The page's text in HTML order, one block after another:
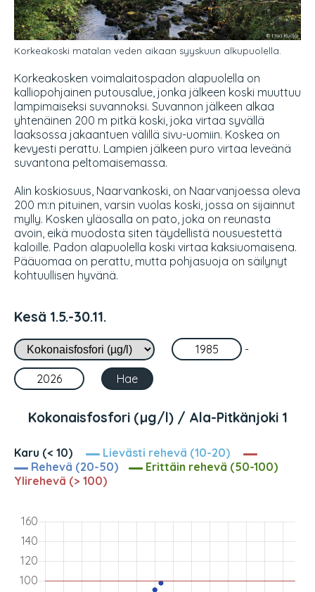
Korkeakoski matalan veden aikaan syyskuun alkupuolella.
Korkeakosken voimalaitospadon alapuolella on
kalliopohjainen putousalue, jonka jälkeen koski muuttuu
lampimaiseksi suvannoksi. Suvannon jälkeen alkaa
yhtenäinen 200 m pitkä koski, joka virtaa syvällä
laaksossa jakaantuen välillä sivu-uomiin. Koskea on
kevyesti perattu. Lampien jälkeen puro virtaa leveänä
suvantona peltomaisemassa.
Alin koskiosuus, Naarvankoski, on Naarvanjoessa oleva
200 m:n pituinen, varsin vuolas koski, jossa on sijainnut
mylly. Kosken yläosalla on pato, joka on reunasta
avoin, eikä muodosta siten täydellistä nousuestettä
kaloille. Padon alapuolella koski virtaa kaksiuomaisena.
Pääuomaa on perattu, mutta pohjasuoja on säilynyt
kohtuullisen hyvänä.
Kesä 1.5.-30.11.
-
Kokonaisfosfori (µg/l) / Ala-Pitkänjoki 1
Karu (< 10)
Lievästi rehevä (10-20)
Rehevä (20-50)
Erittäin rehevä (50-100)
Ylirehevä (> 100)